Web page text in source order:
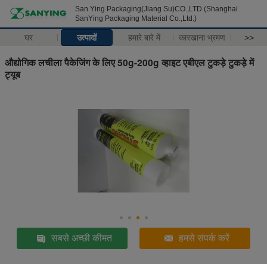
San Ying Packaging(Jiang Su)CO.,LTD (Shanghai
SanYing Packaging Material Co.,Ltd.)
घर उत्पादों हमारे बारे में कारखाना भ्रमण >>
औद्योगिक लचीला पैकेजिंग के लिए 50g-200g व्हाइट एबीएल टुकड़े टुकड़े में
ट्यूब
सबसे अच्छी कीमत हमसे संपर्क करें